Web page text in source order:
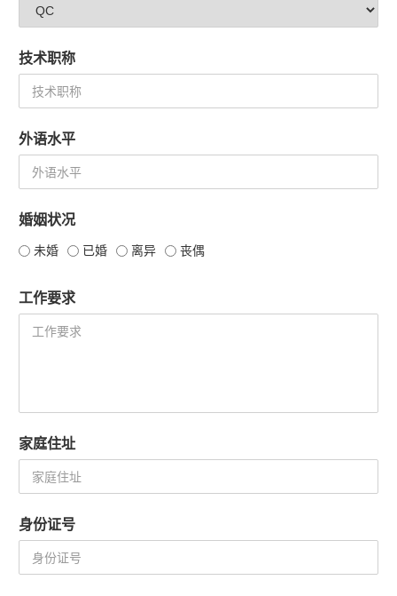
技术职称
外语水平
婚姻状况
未婚 已婚 离异 丧偶
工作要求
家庭住址
身份证号